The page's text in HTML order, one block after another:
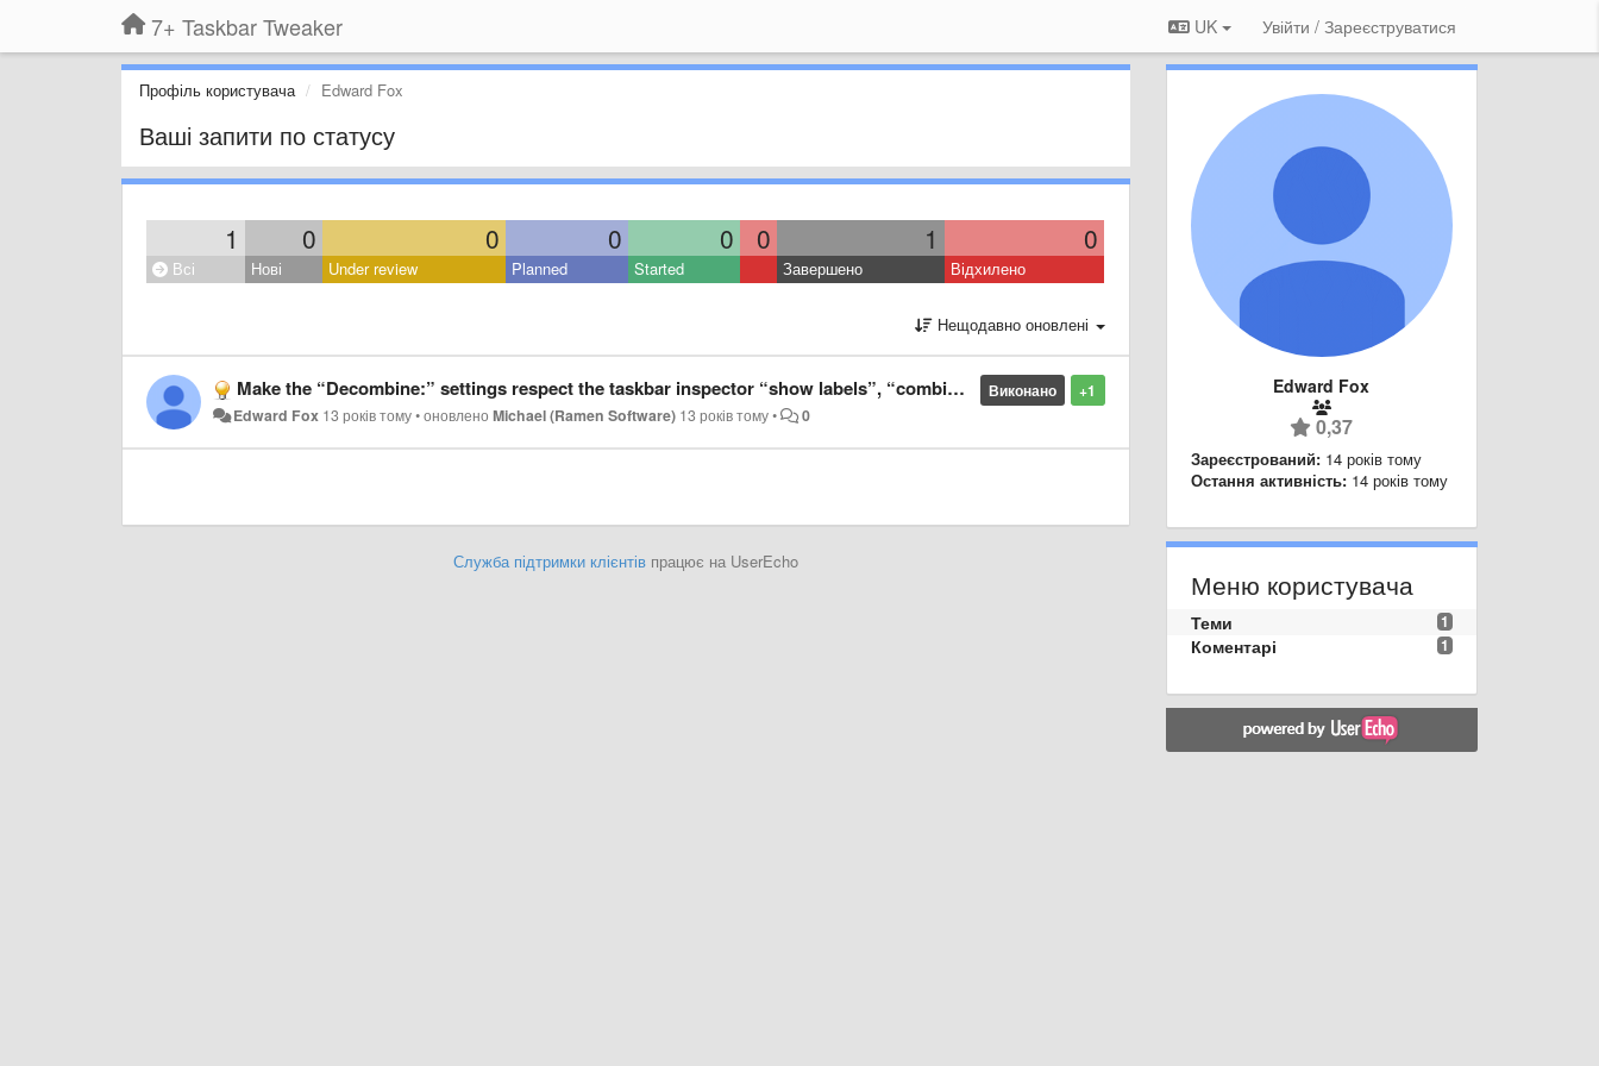
7+ Taskbar Tweaker UK Увійти / Зареєструватися
Профіль користувача Edward Fox
Ваші запити по статусу
1 0 0 0 0 0 1 0
Всі Нові Under review Planned Started Завершено Відхилено
Нещодавно оновлені
+1
Виконано
Make the “Decombine:” settings respect the taskbar inspector “show labels”, “combine”, and “group” always/never switches.
Edward Fox 13 років тому•оновленоMichael (Ramen Software) 13 років тому• 0
Служба підтримки клієнтівпрацює на UserEcho
Edward Fox
0,37
Зареєстрований: 14 років тому
Остання активність: 14 років тому
Меню користувача
1
Теми
1
Коментарі